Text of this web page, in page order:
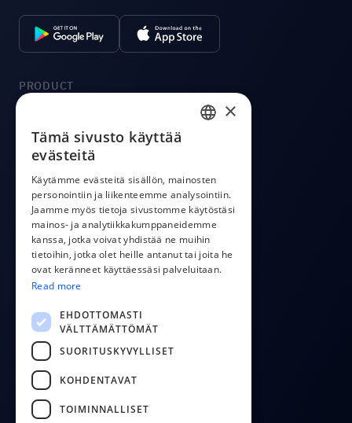
PRODUCT
Hinta
CostPocket API
OCR API
Sovellus laskujen lähettämiseen
COMPANY
Meista
Ota yhteyttä
FOLLOW US
YouTube
Facebook
LinkedIn
LATVIAN
POLISH
RUSSIAN
FINNISH
×
Tämä sivusto käyttää
evästeitä
Käytämme evästeitä sisällön, mainosten
personointiin ja liikenteemme analysointiin.
Jaamme myös tietoja sivustomme käytöstäsi
mainos- ja analytiikkakumppaneidemme
kanssa, jotka voivat yhdistää ne muihin
tietoihin, jotka olet heille antanut tai joita he
ovat keränneet käyttäessäsi palveluitaan.
Read more
EHDOTTOMASTI
VÄLTTÄMÄTTÖMÄT
SUORITUSKYVYLLISET
KOHDENTAVAT
TOIMINNALLISET